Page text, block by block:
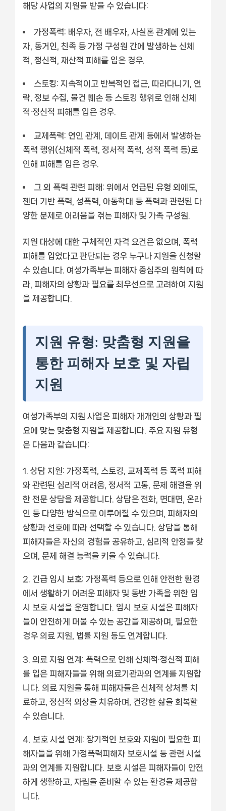
해당 사업의 지원을 받을 수 있습니다:
가정폭력: 배우자, 전 배우자, 사실혼 관계에 있는
자, 동거인, 친족 등 가정 구성원 간에 발생하는 신체
적, 정신적, 재산적 피해를 입은 경우.
스토킹: 지속적이고 반복적인 접근, 따라다니기, 연
락, 정보 수집, 물건 훼손 등 스토킹 행위로 인해 신체
적·정신적 피해를 입은 경우.
교제폭력: 연인 관계, 데이트 관계 등에서 발생하는
폭력 행위(신체적 폭력, 정서적 폭력, 성적 폭력 등)로
인해 피해를 입은 경우.
그 외 폭력 관련 피해: 위에서 언급된 유형 외에도,
젠더 기반 폭력, 성폭력, 아동학대 등 폭력과 관련된 다
양한 문제로 어려움을 겪는 피해자 및 가족 구성원.
지원 대상에 대한 구체적인 자격 요건은 없으며, 폭력
피해를 입었다고 판단되는 경우 누구나 지원을 신청할
수 있습니다. 여성가족부는 피해자 중심주의 원칙에 따
라, 피해자의 상황과 필요를 최우선으로 고려하여 지원
을 제공합니다.
지원 유형: 맞춤형 지원을
통한 피해자 보호 및 자립
지원
여성가족부의 지원 사업은 피해자 개개인의 상황과 필
요에 맞는 맞춤형 지원을 제공합니다. 주요 지원 유형
은 다음과 같습니다:
상담 지원: 가정폭력, 스토킹, 교제폭력 등 폭력 피해
와 관련된 심리적 어려움, 정서적 고통, 문제 해결을 위
한 전문 상담을 제공합니다. 상담은 전화, 면대면, 온라
인 등 다양한 방식으로 이루어질 수 있으며, 피해자의
상황과 선호에 따라 선택할 수 있습니다. 상담을 통해
피해자들은 자신의 경험을 공유하고, 심리적 안정을 찾
으며, 문제 해결 능력을 키울 수 있습니다.
긴급 임시 보호: 가정폭력 등으로 인해 안전한 환경
에서 생활하기 어려운 피해자 및 동반 가족을 위한 임
시 보호 시설을 운영합니다. 임시 보호 시설은 피해자
들이 안전하게 머물 수 있는 공간을 제공하며, 필요한
경우 의료 지원, 법률 지원 등도 연계합니다.
의료 지원 연계: 폭력으로 인해 신체적·정신적 피해
를 입은 피해자들을 위해 의료기관과의 연계를 지원합
니다. 의료 지원을 통해 피해자들은 신체적 상처를 치
료하고, 정신적 외상을 치유하며, 건강한 삶을 회복할
수 있습니다.
보호 시설 연계: 장기적인 보호와 지원이 필요한 피
해자들을 위해 가정폭력피해자 보호시설 등 관련 시설
과의 연계를 지원합니다. 보호 시설은 피해자들이 안전
하게 생활하고, 자립을 준비할 수 있는 환경을 제공합
니다.